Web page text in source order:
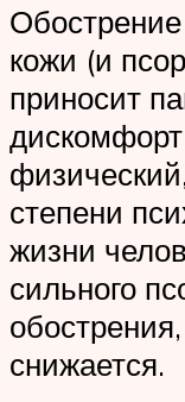
кожи (и
приносит
степени
жизни
сильного
снижается.